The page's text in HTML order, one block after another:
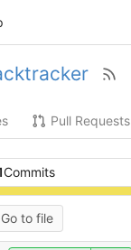
Pull Requests
Commits
Go to file